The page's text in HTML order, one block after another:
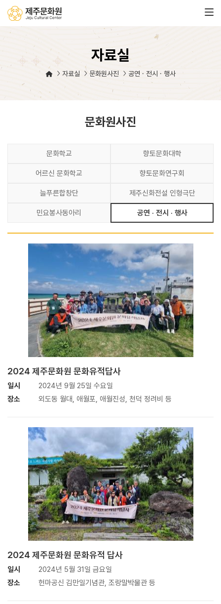
자료실
자료실 문화원사진 공연 · 전시 · 행사
문화원사진
문화학교 향토문화대학
어르신 문화학교 향토문화연구회
늘푸른합창단 제주신화전설 인형극단
민요봉사동아리 공연 · 전시 · 행사
2024 제주문화원 문화유적답사
일시
2024년 9월 25일 수요일
장소
외도동 월대, 애월포, 애월진성, 천덕 정려비 등
2024 제주문화원 문화유적 답사
일시
2024년 5월 31일 금요일
장소
헌마공신 김만일기념관, 조랑말박물관 등